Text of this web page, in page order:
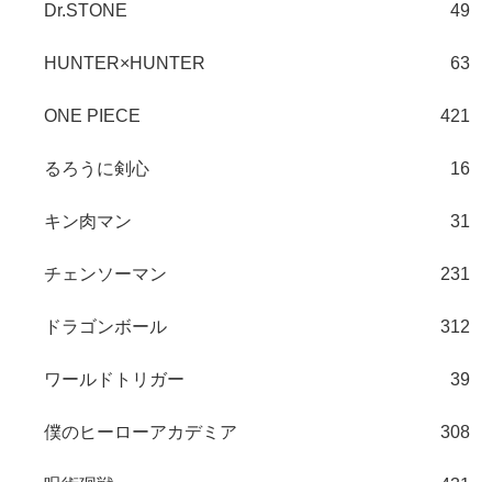
Dr.STONE 49
HUNTER×HUNTER 63
ONE PIECE 421
るろうに剣心 16
キン肉マン 31
チェンソーマン 231
ドラゴンボール 312
ワールドトリガー 39
僕のヒーローアカデミア 308